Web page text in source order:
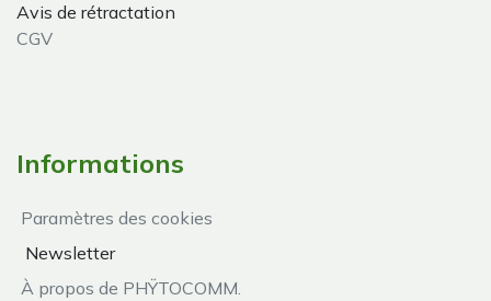
Avis de rétractation
CGV
Informations
Paramètres des cookies
Newsletter
À propos de PHŸTOCOMM.